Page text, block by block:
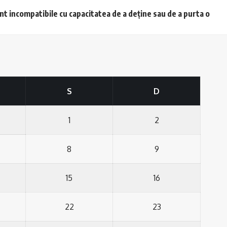
incompatibile cu capacitatea de a deține sau de a purta o
S D
1 2
8 9
15 16
22 23